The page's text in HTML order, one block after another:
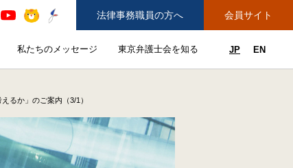
法律事務職員の方へ 会員サイト
を開閉
ことのサブメニューを開閉
私たちのメッセージ私たちのメッセージのサブメニューを開閉
東京弁護士会を知る東京弁護士会を知るのサブメニ
JP EN
るか」のご案内（3/1）